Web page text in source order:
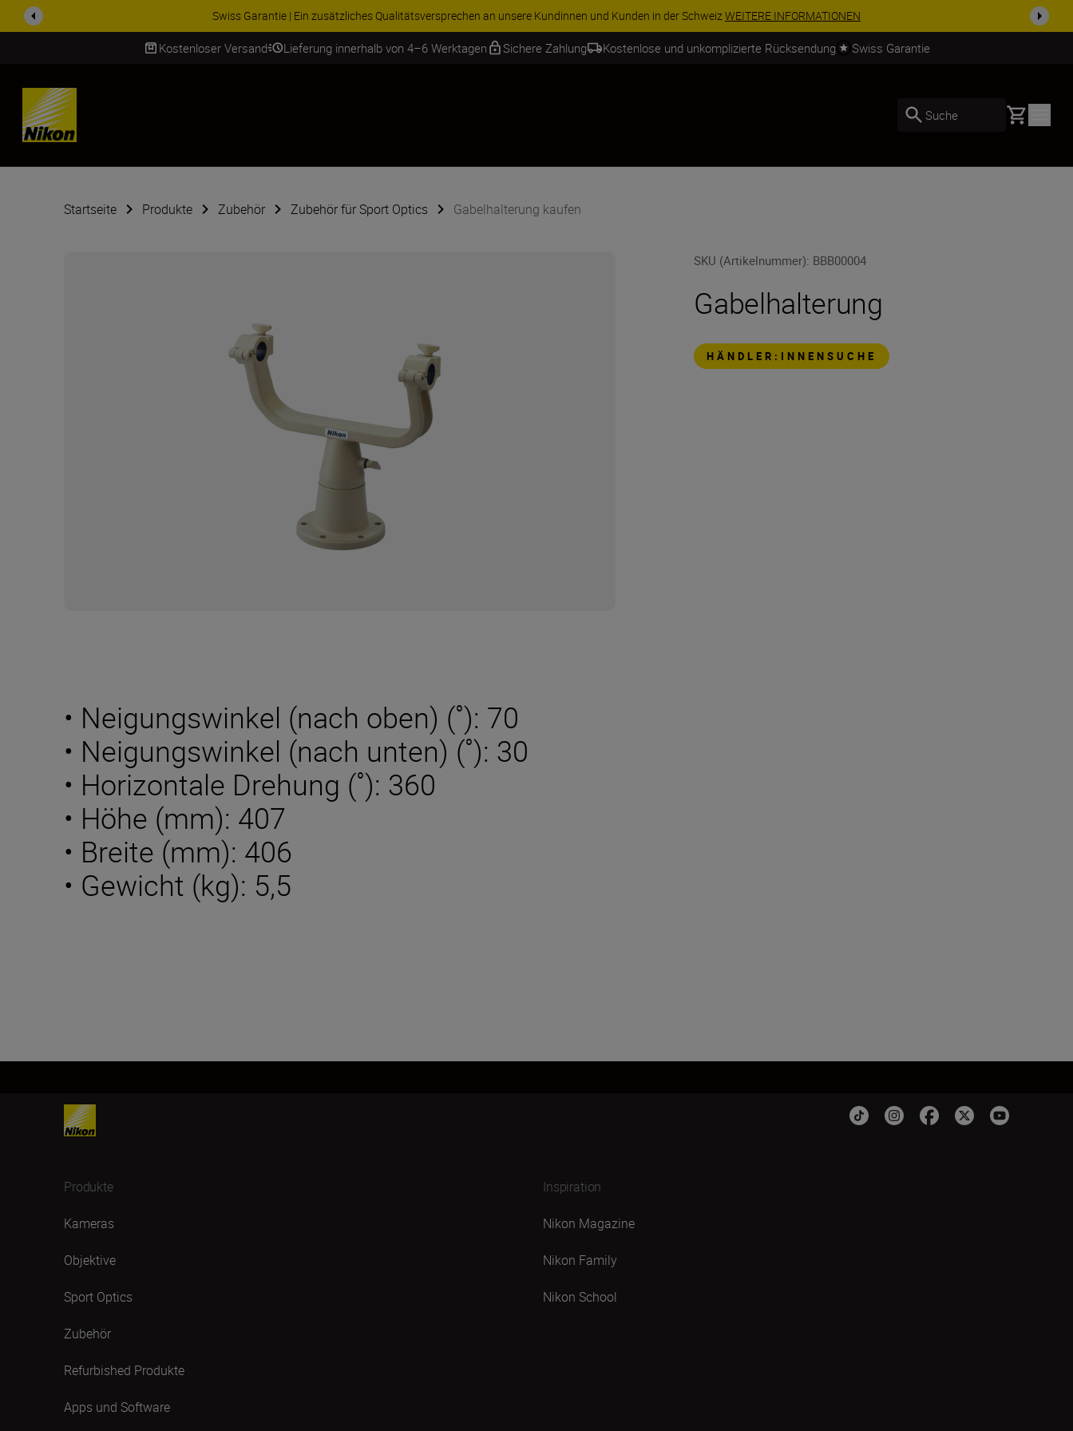
Swiss Garantie | Ein zusätzliches Qualitätsversprechen an unsere Kundinnen und Kunden in der SchweizWEITERE INFORMATIONEN
Kostenloser Versand Lieferung innerhalb von 4–6 Werktagen Sichere Zahlung Kostenlose und unkomplizierte Rücksendung Swiss Garantie
SKIP
Suche Basket
Startseite Produkte Zubehör Zubehör für Sport Optics Gabelhalterung kaufen
SKU (Artikelnummer): BBB00004
Gabelhalterung
HÄNDLER:INNENSUCHE
• Neigungswinkel (nach oben) (˚): 70
• Neigungswinkel (nach unten) (˚): 30
• Horizontale Drehung (˚): 360
• Höhe (mm): 407
• Breite (mm): 406
• Gewicht (kg): 5,5
Produkte
Kameras
Objektive
Sport Optics
Zubehör
Refurbished Produkte
Apps und Software
Inspiration
Nikon Magazine
Nikon Family
Nikon School